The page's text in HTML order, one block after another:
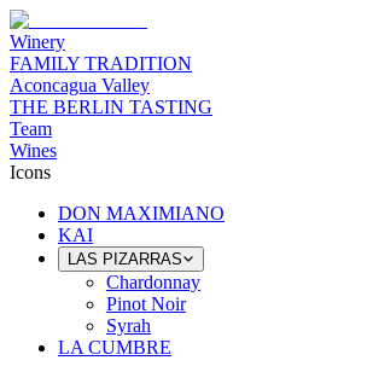
Winery
FAMILY TRADITION
Aconcagua Valley
THE BERLIN TASTING
Team
Wines
Icons
DON MAXIMIANO
KAI
LAS PIZARRAS
Chardonnay
Pinot Noir
Syrah
LA CUMBRE